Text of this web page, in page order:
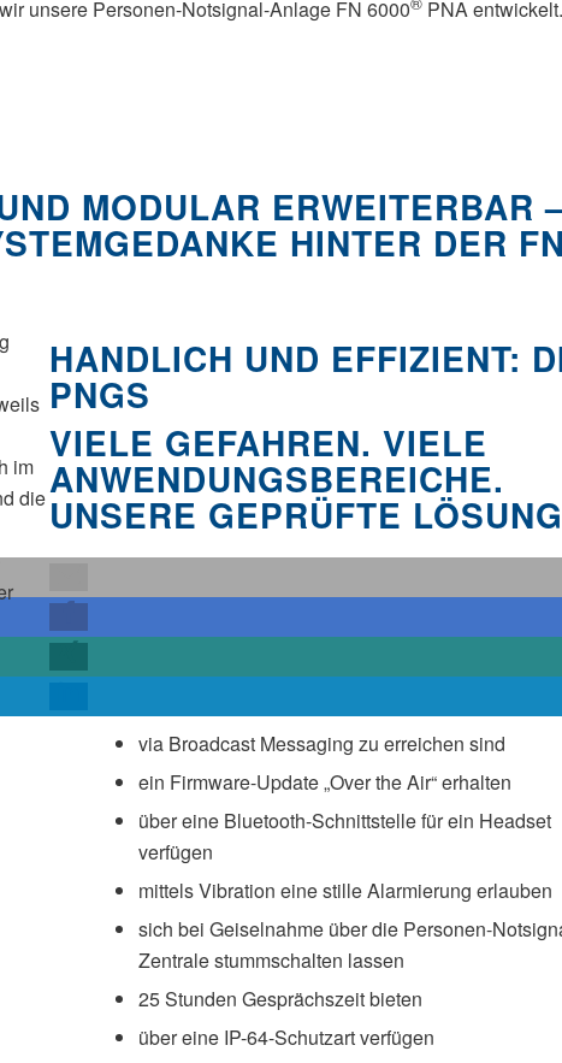
unsere Personen-Notsignal-Anlage FN 6000
PNA entwickelt.
MODULAR ERWEITERBAR
HINTER DER
im
die
HANDLICH UND EFFIZIENT:
PNGS
via Broadcast Messaging zu erreichen sind
ein Firmware-Update „Over the Air“ erhalten
über eine Bluetooth-Schnittstelle für ein Headset
verfügen
mittels Vibration eine stille Alarmierung erlauben
sich bei Geiselnahme über die Personen-
Zentrale stummschalten lassen
25 Stunden Gesprächszeit bieten
über eine IP-64-Schutzart verfügen
VIELE GEFAHREN. VIELE
ANWENDUNGSBEREICHE.
UNSERE GEPRÜFTE